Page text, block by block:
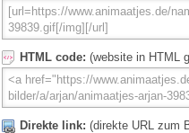
HTML code: (website in HTML
Direkte link: (direkte URL zum